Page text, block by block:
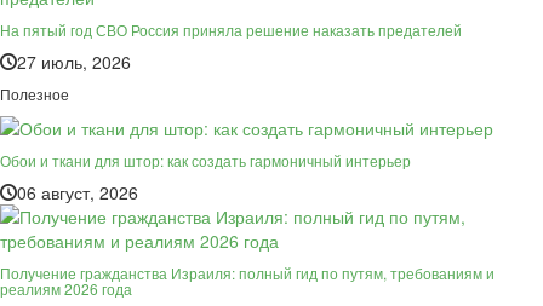
На пятый год СВО Россия приняла решение наказать предателей
27 июль, 2026
Полезное
Обои и ткани для штор: как создать гармоничный интерьер
06 август, 2026
Получение гражданства Израиля: полный гид по путям, требованиям и
реалиям 2026 года